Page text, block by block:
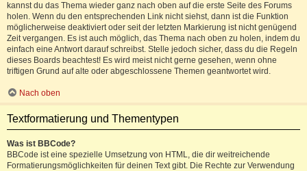
kannst du das Thema wieder ganz nach oben auf die erste Seite des Forums
holen. Wenn du den entsprechenden Link nicht siehst, dann ist die Funktion
möglicherweise deaktiviert oder seit der letzten Markierung ist nicht genügend
Zeit vergangen. Es ist auch möglich, das Thema nach oben zu holen, indem du
einfach eine Antwort darauf schreibst. Stelle jedoch sicher, dass du die Regeln
dieses Boards beachtest! Es wird meist nicht gerne gesehen, wenn ohne
triftigen Grund auf alte oder abgeschlossene Themen geantwortet wird.
Nach oben
Textformatierung und Thementypen
Was ist BBCode?
BBCode ist eine spezielle Umsetzung von HTML, die dir weitreichende
Formatierungsmöglichkeiten für deinen Text gibt. Die Rechte zur Verwendung